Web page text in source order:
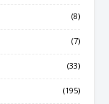
(8)
(7)
(33)
(195)